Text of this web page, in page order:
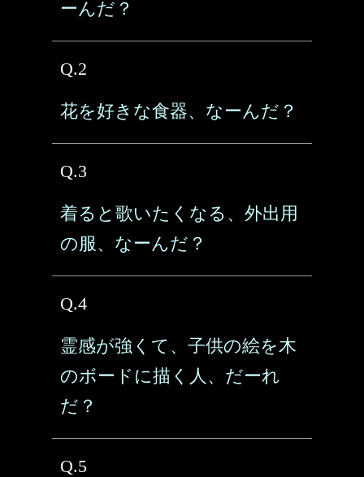
ーんだ？
Q.2
花を好きな食器、なーんだ？
Q.3
着ると歌いたくなる、外出用
の服、なーんだ？
Q.4
霊感が強くて、子供の絵を木
のボードに描く人、だーれ
だ？
Q.5